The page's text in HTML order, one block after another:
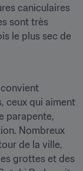
caniculaires
sont très
le plus sec de
ceux qui aiment
parapente,
Nombreux
de la ville,
grottes et des